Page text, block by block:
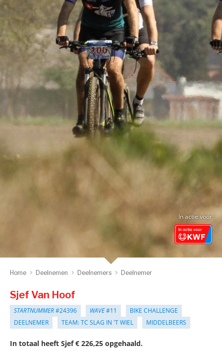
In actie voor
Home Deelnemen Deelnemers Deelnemer
Sjef Van Hoof
STARTNUMMER#24396 WAVE#11
BIKE CHALLENGE
DEELNEMER
TEAM: TC SLAG IN 'T WIEL MIDDELBEERS
In totaal heeft Sjef € 226,25 opgehaald.